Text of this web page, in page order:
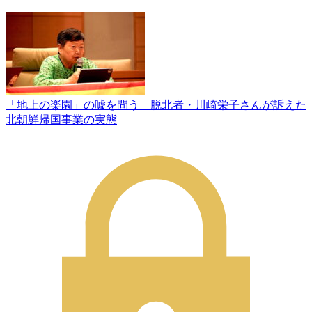
「地上の楽園」の嘘を問う 脱北者・川崎栄子さんが訴えた
北朝鮮帰国事業の実態